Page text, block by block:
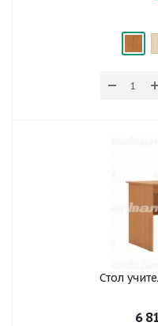
Стол
6